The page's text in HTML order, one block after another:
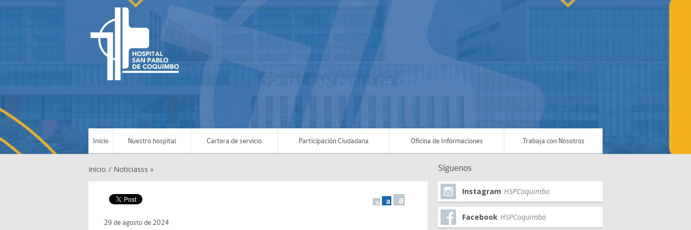
Inicio Nuestro hospital Cartera de servicio Participación Ciudadana Oficina de Informaciones Trabaja con Nosotros
Inicio / Noticiasss »
a a a
29 de agosto de 2024
Síguenos
Instagram HSPCoquimbo
Facebook HSPCoquimbo